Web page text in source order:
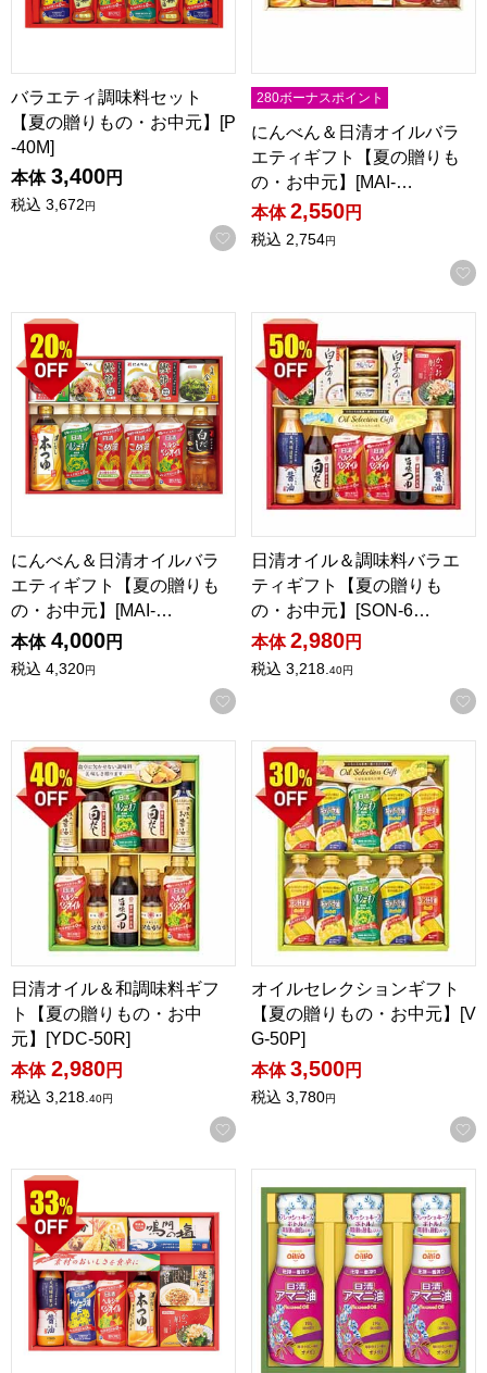
バラエティ調味料セット
【夏の贈りもの・お中元】[P
-40M]
本体 3,400円
税込 3,672円
お気に入りに登録する
280ボーナスポイント
にんべん＆日清オイルバラ
エティギフト【夏の贈りも
の・お中元】[MAI-…
本体 2,550円
税込 2,754円
にんべん＆日清オイルバラエティギフト【夏の贈りもの・お
にんべん＆日清オイルバラ
エティギフト【夏の贈りも
の・お中元】[MAI-…
本体 4,000円
税込 4,320円
お気に入りに登録する
日清オイル＆調味料バラエ
日清オイル＆調味料バラエ
ティギフト【夏の贈りも
の・お中元】[SON-6…
本体 2,980円
税込 3,218. 40円
日清オイル＆和調味料ギフト【夏の贈りもの・お中元】
日清オイル＆和調味料ギフ
ト【夏の贈りもの・お中
元】[YDC-50R]
本体 2,980円
税込 3,218.40円
お気に入りに登録する
オイルセレクションギフト
オイルセレクションギフト
【夏の贈りもの・お中元】[V
G-50P]
本体 3,500円
税込 3,780円
調味料バラエティセレクトギフト【夏の贈りもの・お中元】